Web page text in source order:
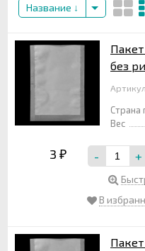
Название
без
Страна
Вес
3 ₽ - +
В